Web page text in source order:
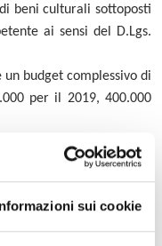
sui cookie
beni culturali sottoposti
ai sensi del D.Lgs.
budget complessivo di
per il 2019, 400.000
CRL durante
Infrastrutture e dotazioni
Micheletto è riuscito a